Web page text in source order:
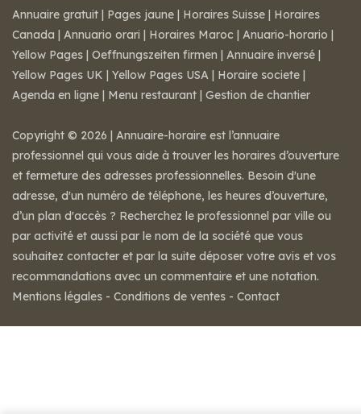
Annuaire gratuit | Pages jaune | Horaires Suisse | Horaires
Canada | Annuario orari | Horaires Maroc | Anuario-horario |
Yellow Pages | Oeffnungszeiten firmen | Annuaire inversé |
Yellow Pages UK | Yellow Pages USA | Horaire societe |
Agenda en ligne | Menu restaurant | Gestion de chantier
Copyright © 2026 | Annuaire-horaire est l’annuaire
professionnel qui vous aide à trouver les horaires d’ouverture
et fermeture des adresses professionnelles. Besoin d'une
adresse, d'un numéro de téléphone, les heures d’ouverture,
d’un plan d'accès ? Recherchez le professionnel par ville ou
par activité et aussi par le nom de la société que vous
souhaitez contacter et par la suite déposer votre avis et vos
recommandations avec un commentaire et une notation.
Mentions légales - Conditions de ventes - Contact